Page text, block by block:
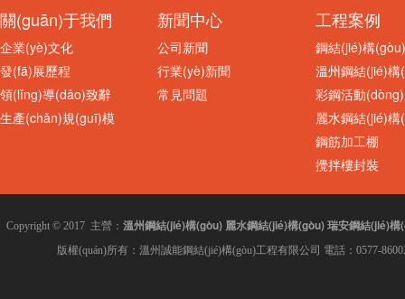
關(guān)于我們
企業(yè)文化
發(fā)展歷程
領(lǐng)導(dǎo)致辭
生產(chǎn)規(guī)模
新聞中心
公司新聞
行業(yè)新聞
常見問題
工程案例
鋼結(jié)構
溫州鋼結(jié)構
彩鋼活動
麗水鋼結(jié)構
鋼筋加工棚
攪拌樓封裝
Copyright © 2017 主營： 溫州鋼結(jié)構(gòu) 麗水鋼結(jié)構(gòu)瑞安鋼結(jié)構
版權(quán)所有：溫州誠能鋼結(jié)構(gòu)工程有限公司 電話：0577-